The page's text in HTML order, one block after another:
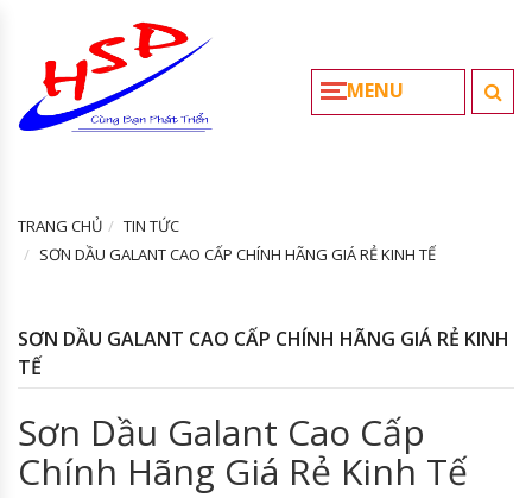
MENU
TRANG CHỦ
TIN TỨC
SƠN DẦU GALANT CAO CẤP CHÍNH HÃNG GIÁ RẺ KINH TẾ
SƠN DẦU GALANT CAO CẤP CHÍNH HÃNG GIÁ RẺ KINH
TẾ
Sơn Dầu Galant Cao Cấp
Chính Hãng Giá Rẻ Kinh Tế